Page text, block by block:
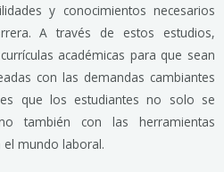
y conocimientos necesarios
A través de estos estudios,
académicas para que sean
con las demandas cambiantes
que los estudiantes no solo se
también con las herramientas
mundo laboral.